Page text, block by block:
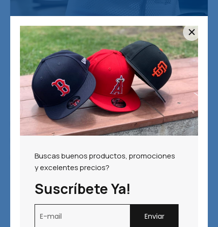
Buscas buenos productos, promociones
y excelentes precios?
Suscríbete Ya!
Filtros Rápidos
DESTACADO MÁS VENDIDOS
DISPONIBLES SELECT COLOR SELECT SIZES